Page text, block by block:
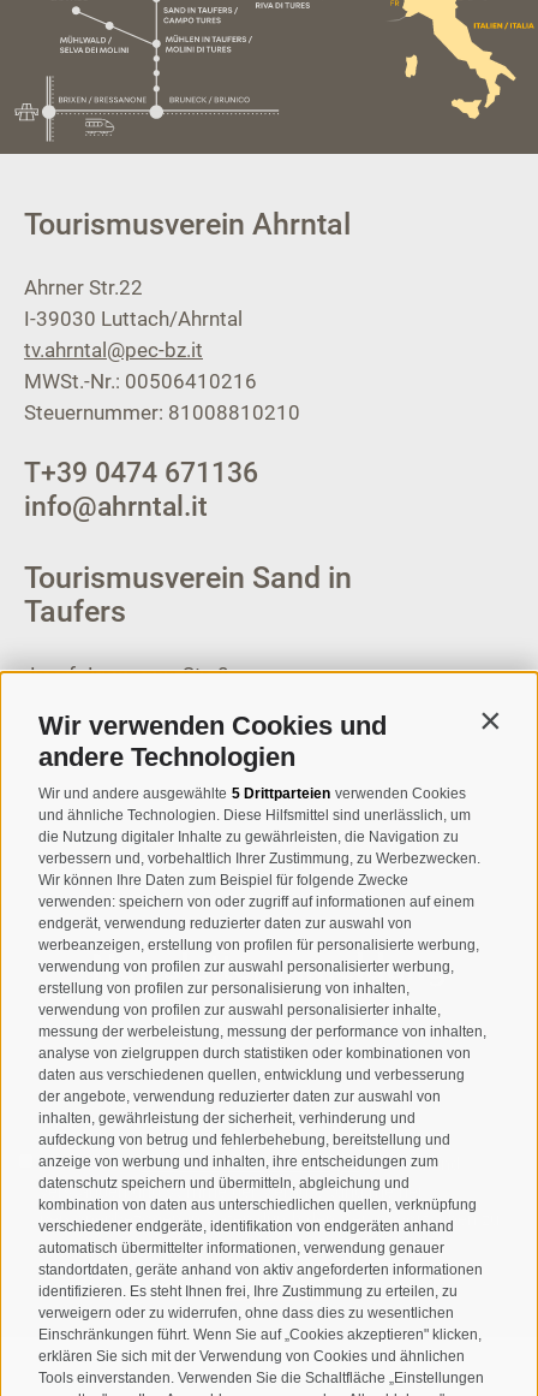
Wir verwenden Cookies und
andere Technologien
Wir und andere ausgewählte 5 Drittparteien verwenden Cookies
und ähnliche Technologien. Diese Hilfsmittel sind unerlässlich, um
die Nutzung digitaler Inhalte zu gewährleisten, die Navigation zu
verbessern und, vorbehaltlich Ihrer Zustimmung, zu Werbezwecken.
Wir können Ihre Daten zum Beispiel für folgende Zwecke
verwenden: speichern von oder zugriff auf informationen auf einem
endgerät, verwendung reduzierter daten zur auswahl von
werbeanzeigen, erstellung von profilen für personalisierte werbung,
verwendung von profilen zur auswahl personalisierter werbung,
erstellung von profilen zur personalisierung von inhalten,
verwendung von profilen zur auswahl personalisierter inhalte,
messung der werbeleistung, messung der performance von inhalten,
analyse von zielgruppen durch statistiken oder kombinationen von
daten aus verschiedenen quellen, entwicklung und verbesserung
der angebote, verwendung reduzierter daten zur auswahl von
inhalten, gewährleistung der sicherheit, verhinderung und
aufdeckung von betrug und fehlerbehebung, bereitstellung und
anzeige von werbung und inhalten, ihre entscheidungen zum
datenschutz speichern und übermitteln, abgleichung und
kombination von daten aus unterschiedlichen quellen, verknüpfung
verschiedener endgeräte, identifikation von endgeräten anhand
automatisch übermittelter informationen, verwendung genauer
standortdaten, geräte anhand von aktiv angeforderten informationen
identifizieren. Es steht Ihnen frei, Ihre Zustimmung zu erteilen, zu
verweigern oder zu widerrufen, ohne dass dies zu wesentlichen
Einschränkungen führt. Wenn Sie auf „Cookies akzeptieren" klicken,
erklären Sie sich mit der Verwendung von Cookies und ähnlichen
Tools einverstanden. Verwenden Sie die Schaltfläche „Einstellungen
Tourismusverein Ahrntal
Ahrner Str.22
I-39030 Luttach/Ahrntal
tv.ahrntal@pec-bz.it
MWSt.-Nr.: 00506410216
Steuernummer: 81008810210
T+39 0474 671136
info@ahrntal.it
Tourismusverein Sand in
Taufers
Josef-Jungmann-Str. 8
MWSt.-Nr: 00518320213
T+39 0474 678076
info@taufers.com
Newsletteranmeldung
Ich habe dieDatenschutzbestimmungengelesen und
verstanden und stimme der Verarbeitung meiner
personenbezogenen Daten durch den Verantwortlichen zu
ANMELDEN